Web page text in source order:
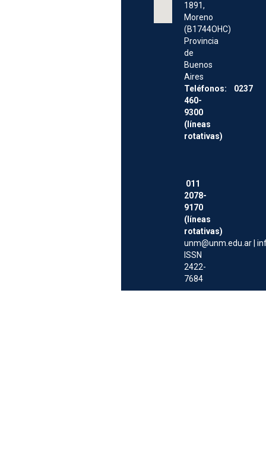
1891,
Moreno
(B1744OHC)
Provincia
de
Buenos
Aires
Teléfonos: 0237
460-
9300
(líneas
rotativas)
011
2078-
9170
(líneas
rotativas)
unm@unm.edu.ar |
ISSN
2422-
7684